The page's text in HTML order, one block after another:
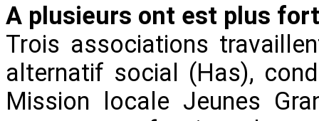
A plusieurs ont est plus
Trois associations
alternatif social (Has),
Mission locale Jeunes